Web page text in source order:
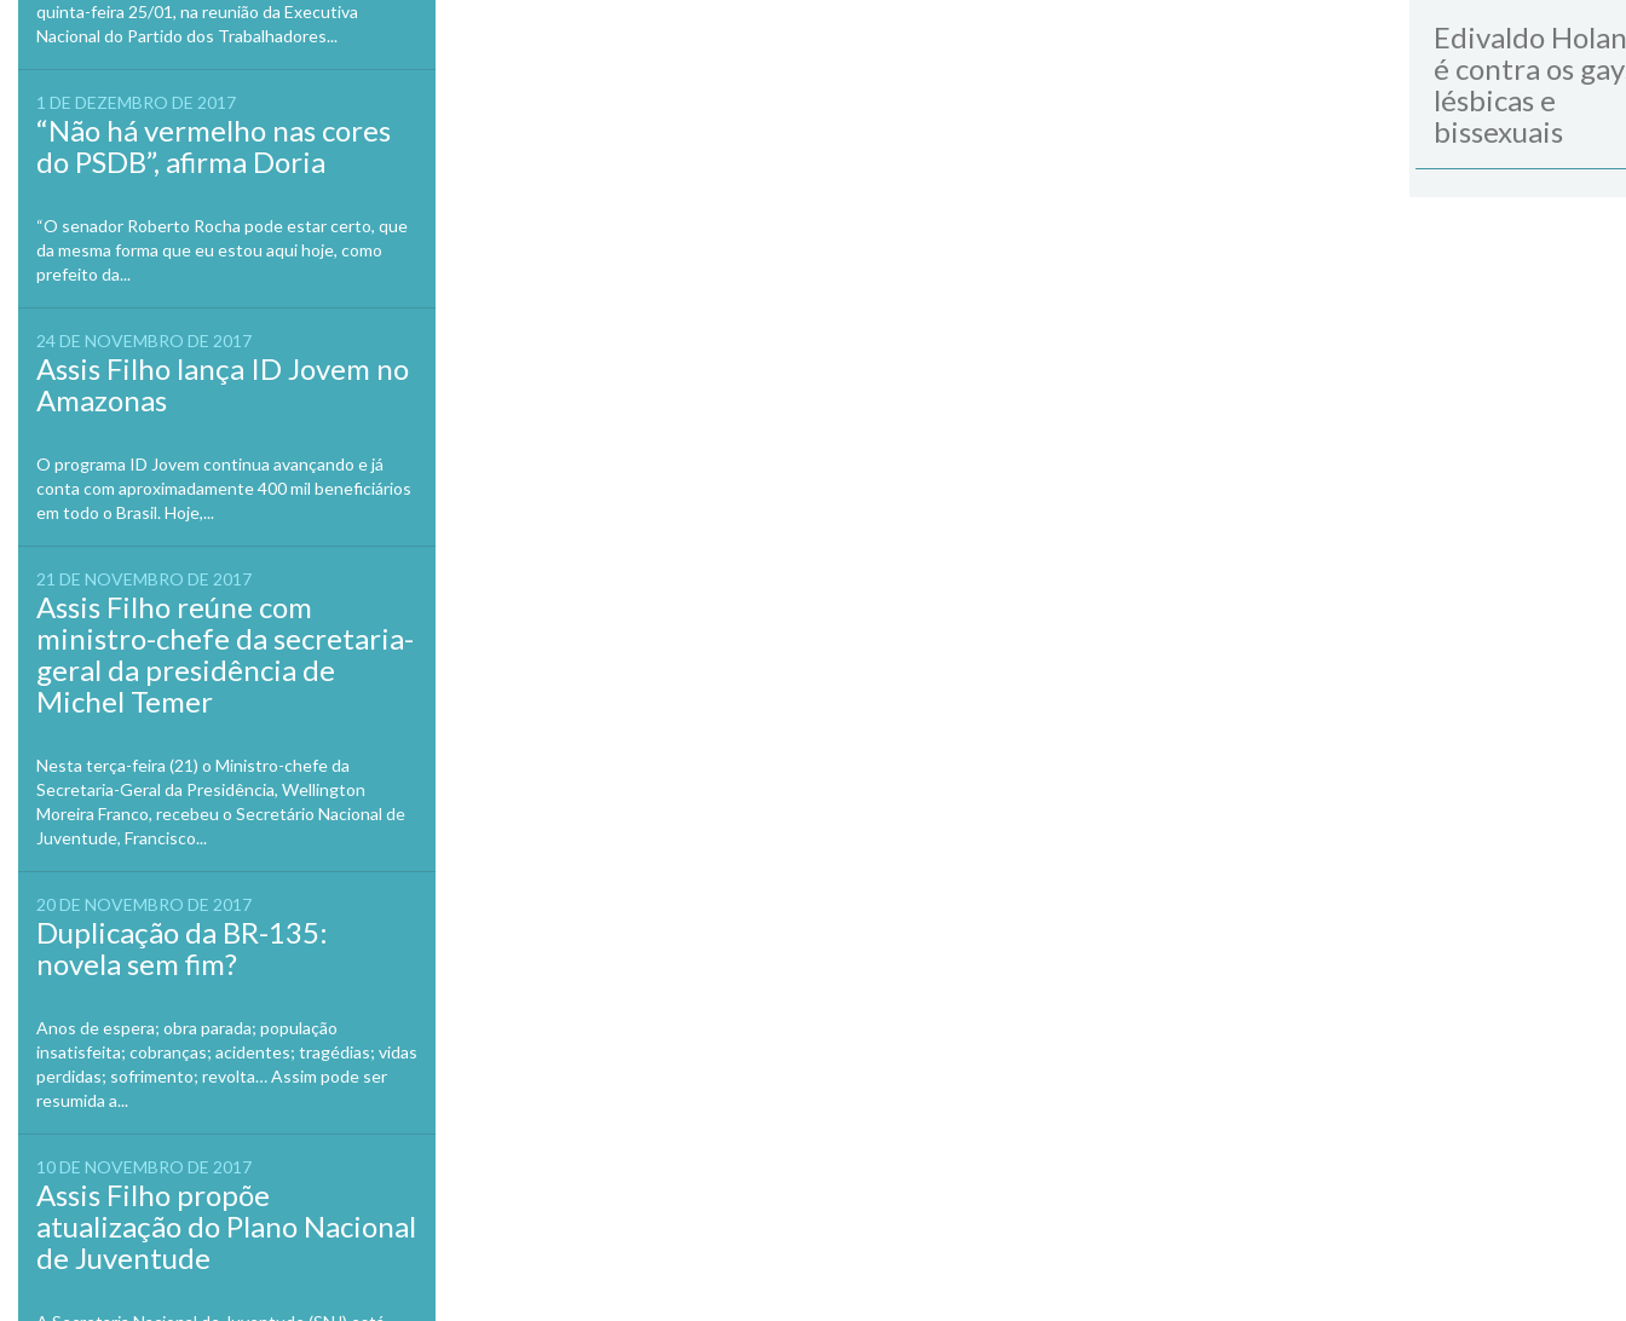
quinta-feira 25/01, na reunião da Executiva
Nacional do Partido dos Trabalhadores...
1 DE DEZEMBRO DE 2017
“Não há vermelho nas cores
do PSDB”, afirma Doria
“O senador Roberto Rocha pode estar certo, que
da mesma forma que eu estou aqui hoje, como
prefeito da...
24 DE NOVEMBRO DE 2017
Assis Filho lança ID Jovem no
Amazonas
O programa ID Jovem continua avançando e já
conta com aproximadamente 400 mil beneficiários
em todo o Brasil. Hoje,...
21 DE NOVEMBRO DE 2017
Assis Filho reúne com
ministro-chefe da secretaria-
geral da presidência de
Michel Temer
Nesta terça-feira (21) o Ministro-chefe da
Secretaria-Geral da Presidência, Wellington
Moreira Franco, recebeu o Secretário Nacional de
Juventude, Francisco...
20 DE NOVEMBRO DE 2017
Duplicação da BR-135:
novela sem fim?
Anos de espera; obra parada; população
insatisfeita; cobranças; acidentes; tragédias; vidas
perdidas; sofrimento; revolta… Assim pode ser
resumida a...
10 DE NOVEMBRO DE 2017
Assis Filho propõe
atualização do Plano Nacional
de Juventude
Edivaldo
é contra os
lésbicas e
bissexuais